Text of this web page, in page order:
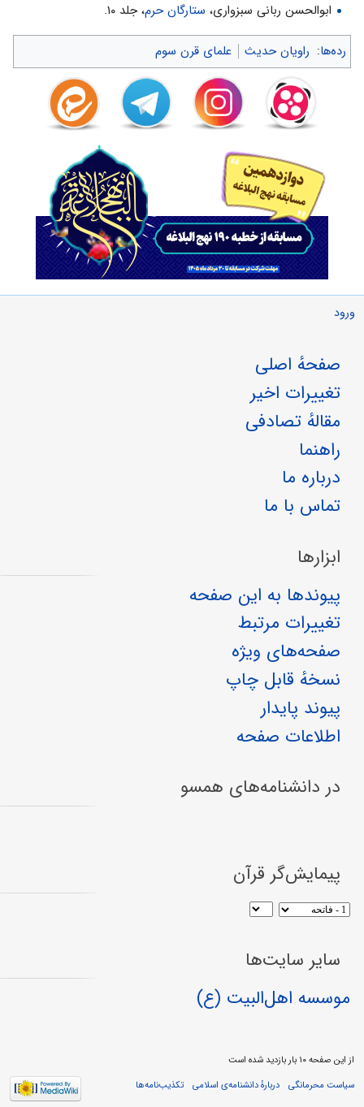
ابوالحسن ربانى سبزوارى، ستارگان حرم، جلد ۱۰.
رده‌ها: راویان حدیث علمای قرن سوم
ورود
صفحهٔ اصلی
تغییرات اخیر
مقالهٔ تصادفی
راهنما
درباره ما
تماس با ما
ابزارها
پیوندها به این صفحه
تغییرات مرتبط
صفحه‌های ویژه
نسخهٔ قابل چاپ
پیوند پایدار
اطلاعات صفحه
در دانشنامه‌های همسو
پیمایش‌گر قرآن
سایر سایت‌ها
موسسه اهل‌البیت (ع)
از این صفحه ۱۰ بار بازدید شده است
سیاست محرمانگی
دربارهٔ دانشنامه‌ی اسلامی تکذیب‌نامه‌ها